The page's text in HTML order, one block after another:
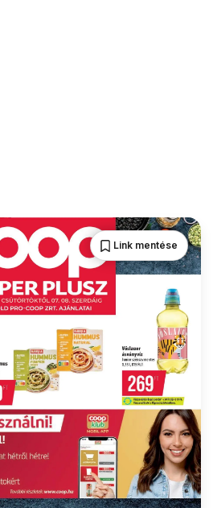
Link mentése